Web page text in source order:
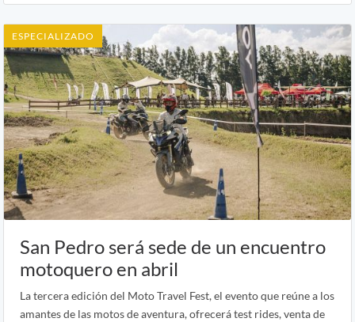
ESPECIALIZADO
San Pedro será sede de un encuentro
motoquero en abril
La tercera edición del Moto Travel Fest, el evento que reúne a los
amantes de las motos de aventura, ofrecerá test rides, venta de